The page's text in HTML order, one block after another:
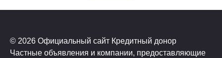
© 2026 Официальный сайт Кредитный донор
Частные объявления и компании, предоставляющие